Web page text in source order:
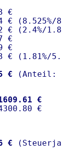
€
€ (8.525%/
€ (2.4%/
€
€
€ ( 1.81%/
€
€
€